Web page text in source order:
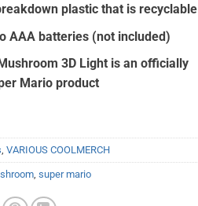
plastic that is recyclable
AAA batteries (not included)
3D Light is an officially
Mario product
VARIOUS COOLMERCH
super mario